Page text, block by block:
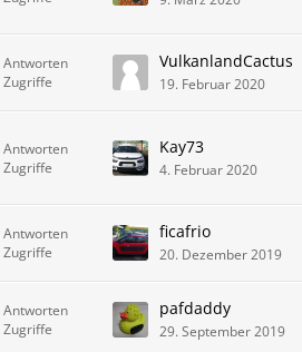
Antworten
Zugriffe
VulkanlandCactus
19. Februar 2020
Antworten
Zugriffe
Kay73
4. Februar 2020
Antworten
Zugriffe
ficafrio
20. Dezember 2019
Antworten
Zugriffe
pafdaddy
29. September 2019